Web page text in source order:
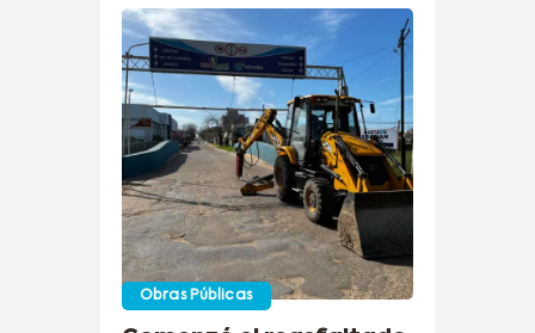
Obras Públicas